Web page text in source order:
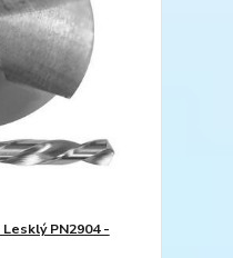
PN2904 -